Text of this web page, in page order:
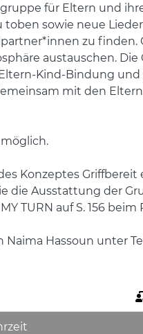
für Eltern und
toben sowie neue
zu
austauschen.
Kind-Bindung
mit den
Konzeptes
die Ausstattung der
TURN auf S. 156 beim
Hassoun unter